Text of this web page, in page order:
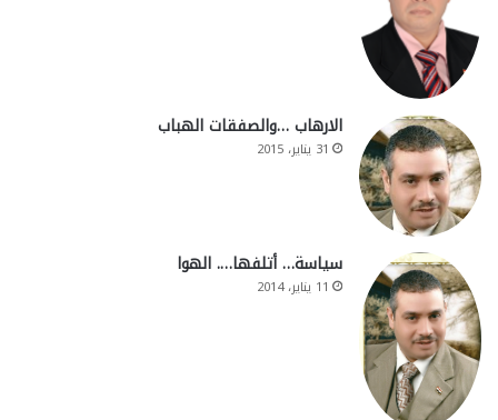
الارهاب …والصفقات الهباب
31 يناير، 2015
سياسة… أتلفها…. الهوا
11 يناير، 2014